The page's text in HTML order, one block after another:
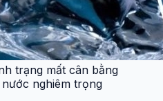
trạng mất cân bằng
nghiêm trọng